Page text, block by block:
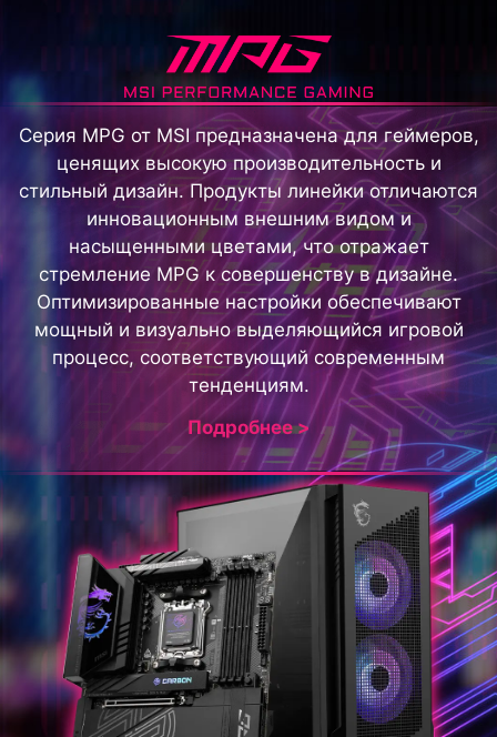
Серия MPG от MSI предназначена для геймеров,
ценящих высокую производительность и
стильный дизайн. Продукты линейки отличаются
инновационным внешним видом и
насыщенными цветами, что отражает
стремление MPG к совершенству в дизайне.
Оптимизированные настройки обеспечивают
мощный и визуально выделяющийся игровой
процесс, соответствующий современным
тенденциям.
Подробнее >